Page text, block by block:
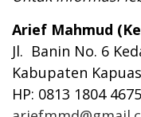
Arief Mahmud
Jl. Banin No. 6
Kabupaten
HP: 0813 1804